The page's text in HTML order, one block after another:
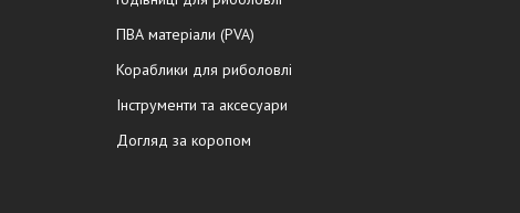
ПВА матеріали (PVA)
Кораблики для риболовлі
Інструменти та аксесуари
Догляд за коропом